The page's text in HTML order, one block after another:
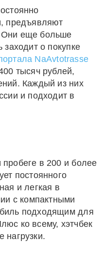
предъявляют
Они еще больше
заходит о покупке
NaAvtotrasse
тысяч рублей,
Каждый из них
и подходит в
в 200 и более
постоянного
и легкая в
с компактными
подходящим для
ко всему, хэтчбек
нагрузки.